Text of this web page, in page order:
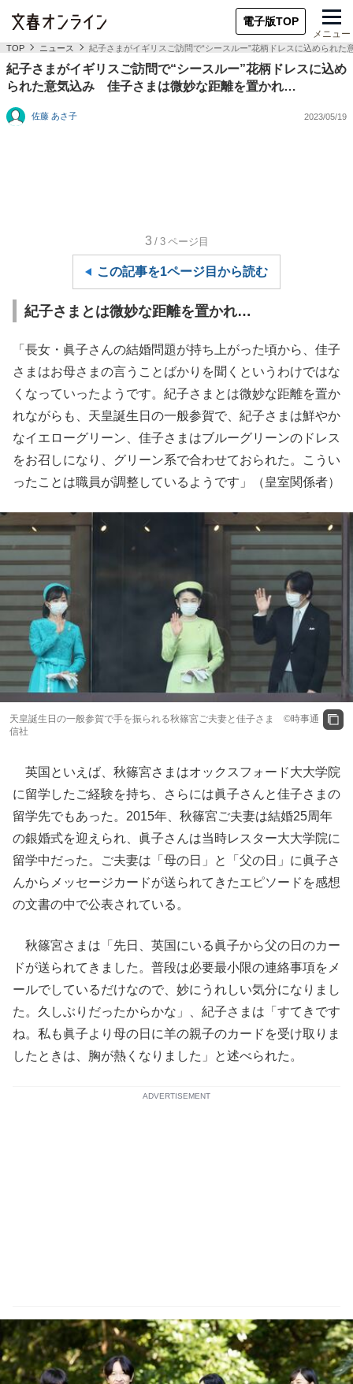
電子版TOP
メニュー
TOP ニュース 紀子さまがイギリスご訪問で“シースルー”花柄ドレスに込められ
紀子さまがイギリスご訪問で“シースルー”花柄ドレスに込め
られた意気込み 佳子さまは微妙な距離を置かれ…
佐藤 あさ子 2023/05/19
3 /3 ページ目
この記事を1ページ目から読む
紀子さまとは微妙な距離を置かれ…
「長女・眞子さんの結婚問題が持ち上がった頃から、佳子
さまはお母さまの言うことばかりを聞くというわけではな
くなっていったようです。紀子さまとは微妙な距離を置か
れながらも、天皇誕生日の一般参賀で、紀子さまは鮮やか
なイエローグリーン、佳子さまはブルーグリーンのドレス
をお召しになり、グリーン系で合わせておられた。こうい
ったことは職員が調整しているようです」（皇室関係者）
天皇誕生日の一般参賀で手を振られる秋篠宮ご夫妻と佳子さま ©時事通
信社
英国といえば、秋篠宮さまはオックスフォード大大学院
に留学したご経験を持ち、さらには眞子さんと佳子さまの
留学先でもあった。2015年、秋篠宮ご夫妻は結婚25周年
の銀婚式を迎えられ、眞子さんは当時レスター大大学院に
留学中だった。ご夫妻は「母の日」と「父の日」に眞子さ
んからメッセージカードが送られてきたエピソードを感想
の文書の中で公表されている。
秋篠宮さまは「先日、英国にいる眞子から父の日のカー
ドが送られてきました。普段は必要最小限の連絡事項をメ
ールでしているだけなので、妙にうれしい気分になりまし
た。久しぶりだったからかな」、紀子さまは「すてきです
ね。私も眞子より母の日に羊の親子のカードを受け取りま
したときは、胸が熱くなりました」と述べられた。
ADVERTISEMENT